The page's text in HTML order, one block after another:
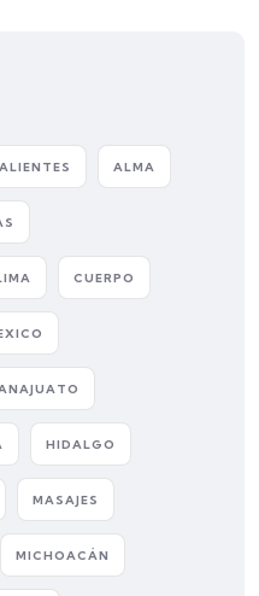
ALMA
CUERPO
HIDALGO
MASAJES
MICHOACÁN